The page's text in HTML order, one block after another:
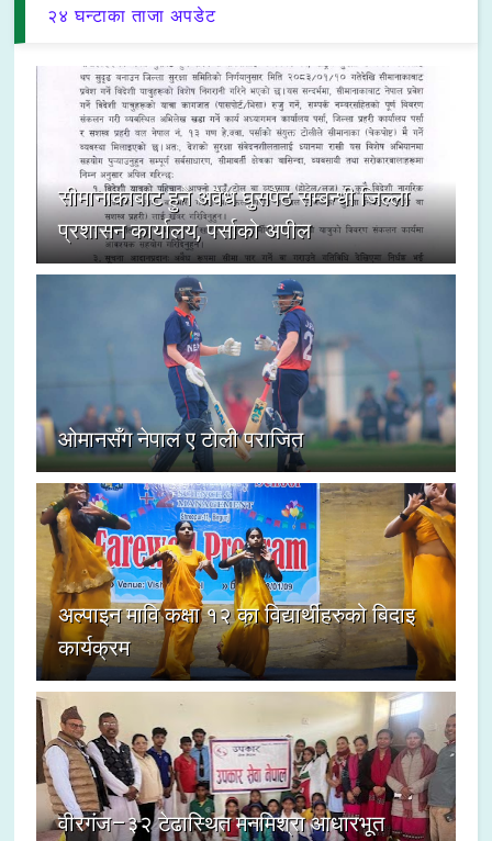
२४ घन्टाका ताजा अपडेट
सीमानाकाबाट हुने अवैध घुसपैठ सम्बन्धी जिल्ला
प्रशासन कार्यालय, पर्साको अपील
ओमानसँग नेपाल ए टोली पराजित
अल्पाइन मावि कक्षा १२ का विद्यार्थीहरुको बिदाइ
कार्यक्रम
वीरगंज–३२ टेढास्थित मनमिश्रा आधारभूत